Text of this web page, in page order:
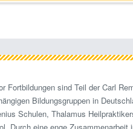
Fortbildungen sind Teil der Carl
Bildungsgruppen in
Schulen, Thalamus